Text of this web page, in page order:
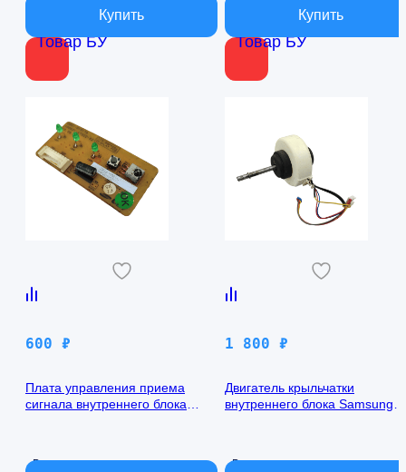
Товар БУ Товар БУ
600 ₽
Плата управления приема
сигнала внутреннего блока
В наличии
1 800 ₽
Двигатель крыльчатки
внутреннего блока Samsung
В наличии